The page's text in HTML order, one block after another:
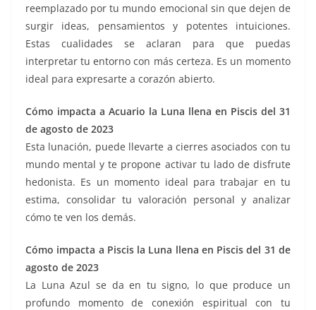
reemplazado por tu mundo emocional sin que dejen de
surgir ideas, pensamientos y potentes intuiciones.
Estas cualidades se aclaran para que puedas
interpretar tu entorno con más certeza. Es un momento
ideal para expresarte a corazón abierto.
Cómo impacta a Acuario la Luna llena en Piscis del 31
de agosto de 2023
Esta lunación, puede llevarte a cierres asociados con tu
mundo mental y te propone activar tu lado de disfrute
hedonista. Es un momento ideal para trabajar en tu
estima, consolidar tu valoración personal y analizar
cómo te ven los demás.
Cómo impacta a Piscis la Luna llena en Piscis del 31 de
agosto de 2023
La Luna Azul se da en tu signo, lo que produce un
profundo momento de conexión espiritual con tu